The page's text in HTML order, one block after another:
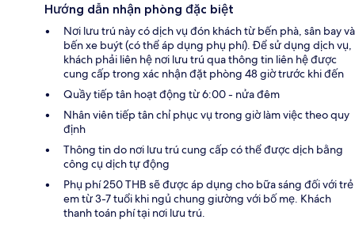
Hướng dẫn nhận phòng đặc biệt
Nơi lưu trú này có dịch vụ đón khách từ bến phà, sân bay và
bến xe buýt (có thể áp dụng phụ phí). Để sử dụng dịch vụ,
khách phải liên hệ nơi lưu trú qua thông tin liên hệ được
cung cấp trong xác nhận đặt phòng 48 giờ trước khi đến
Quầy tiếp tân hoạt động từ 6:00 - nửa đêm
Nhân viên tiếp tân chỉ phục vụ trong giờ làm việc theo quy
định
Thông tin do nơi lưu trú cung cấp có thể được dịch bằng
công cụ dịch tự động
Phụ phí 250 THB sẽ được áp dụng cho bữa sáng đối với trẻ
em từ 3-7 tuổi khi ngủ chung giường với bố mẹ. Khách
thanh toán phí tại nơi lưu trú.